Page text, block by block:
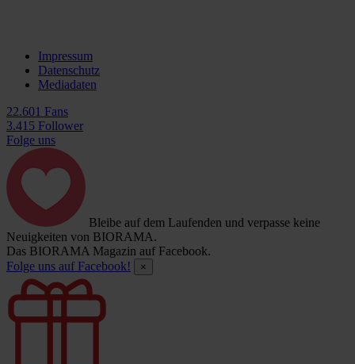
Impressum
Datenschutz
Mediadaten
22.601 Fans
3.415 Follower
Folge uns
Bleibe auf dem Laufenden und verpasse keine
Neuigkeiten von BIORAMA.
Das BIORAMA Magazin auf Facebook.
Folge uns auf Facebook!
×